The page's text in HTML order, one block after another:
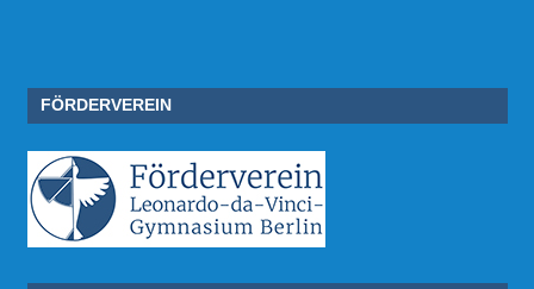
FÖRDERVEREIN